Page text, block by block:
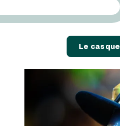
Le casque